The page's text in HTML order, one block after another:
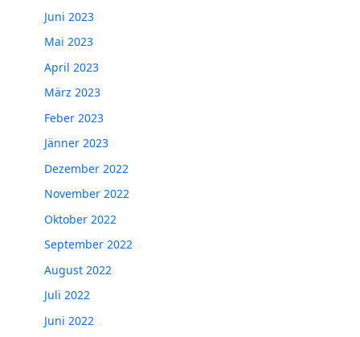
Juni 2023
Mai 2023
April 2023
März 2023
Feber 2023
Jänner 2023
Dezember 2022
November 2022
Oktober 2022
September 2022
August 2022
Juli 2022
Juni 2022